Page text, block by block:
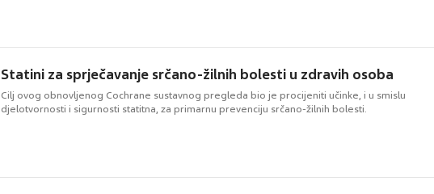
Statini za sprječavanje srčano-žilnih bolesti u zdravih osoba
Cilj ovog obnovljenog Cochrane sustavnog pregleda bio je procijeniti učinke, i u smislu
djelotvornosti i sigurnosti statitna, za primarnu prevenciju srčano-žilnih bolesti.